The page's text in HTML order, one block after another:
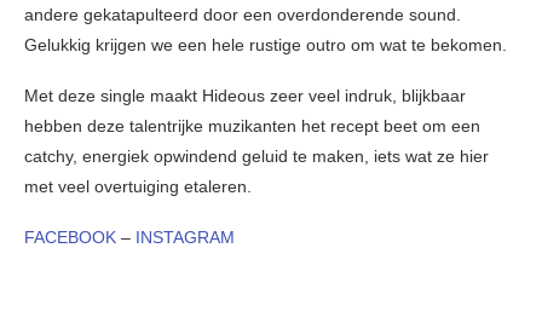
andere gekatapulteerd door een overdonderende sound.
Gelukkig krijgen we een hele rustige outro om wat te bekomen.
Met deze single maakt Hideous zeer veel indruk, blijkbaar
hebben deze talentrijke muzikanten het recept beet om een
catchy, energiek opwindend geluid te maken, iets wat ze hier
met veel overtuiging etaleren.
FACEBOOK – INSTAGRAM